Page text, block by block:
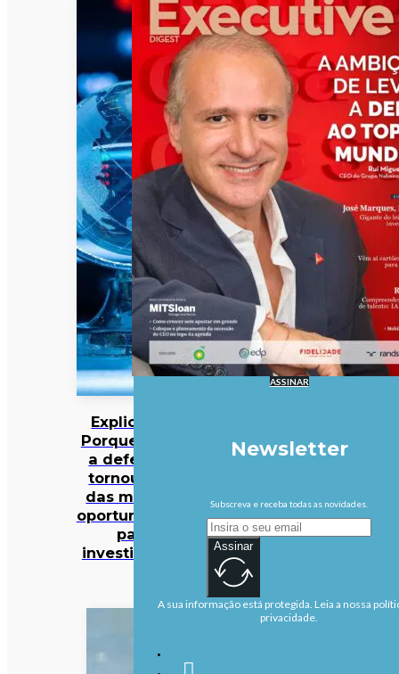
Explicador:
Porque é que
a defesa se
tornou uma
das maiores
oportunidades
para
investidores?
ASSINAR
Newsletter
Subscreva e receba todas as novidades.
Assinar
A sua informação está protegida. Leia a nossa
privacidade.